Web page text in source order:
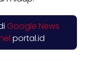
Google News
portal.id